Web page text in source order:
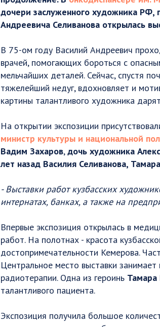
дочери заслуженного художника РФ,
Андреевича Селиванова открылась
В 75-ом году Василий Андреевич
врачей, помогающих бороться с
мельчайших деталей. Сейчас, спустя
тяжелейший недуг, вдохновляет и
картины талантливого художника
На открытии экспозиции
министр культуры и национальной
Вадим Захаров,дочь художника
лет назад Василия Селиванова,
- Выставки работ кузбасских
интернатах, банках, а также на
Впервые экспозиция открылась в
работ. На полотнах - красота
достопримечательности Кемерова.
Центральное место выставки
радиотерапии. Одна из героинь Тамара
талантливого пациента.
Экспозиция получила большое